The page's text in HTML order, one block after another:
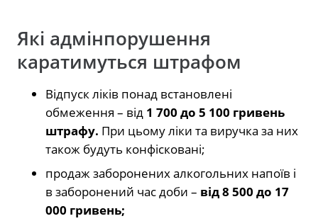
Які адмінпорушення
каратимуться штрафом
Відпуск ліків понад встановлені
обмеження – від 1 700 до 5 100 гривень
штрафу. При цьому ліки та виручка за них
також будуть конфісковані;
продаж заборонених алкогольних напоїв і
в заборонений час доби – від 8 500 до 17
000 гривень;